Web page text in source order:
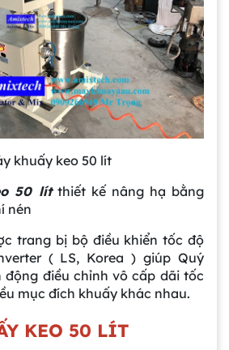
khuấy keo 50 lít
50 lítthiết kế nâng hạ bằng
nén
trang bị bộ điều khiển tốc độ
( LS, Korea ) giúp Quý
động điều chỉnh vô cấp dãi tốc
mục đích khuấy khác nhau.
KEO 50 LÍT